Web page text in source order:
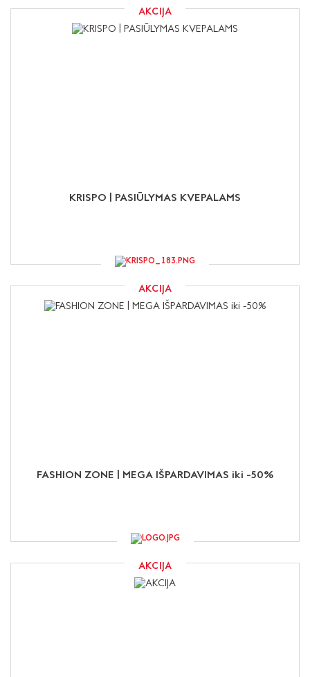
AKCIJA
KRISPO | PASIŪLYMAS KVEPALAMS
AKCIJA
FASHION ZONE | MEGA IŠPARDAVIMAS iki -50%
AKCIJA